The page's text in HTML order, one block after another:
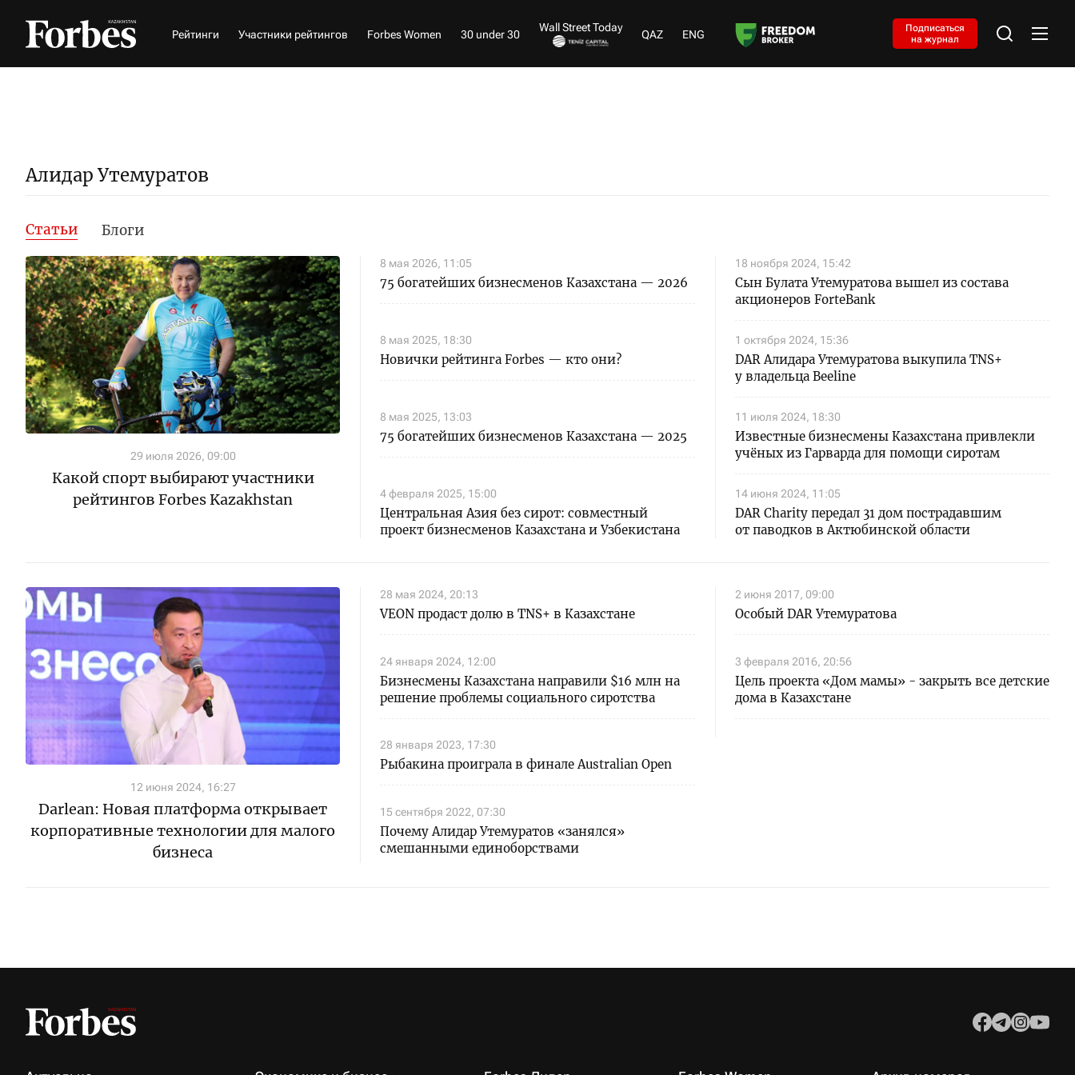
Рейтинги Участники рейтингов Forbes Women 30 under 30
Wall Street Today
QAZ ENG
Подписаться
на журнал
Алидар Утемуратов
Статьи Блоги
29 июля 2026, 09:00
Какой спорт выбирают участники
рейтингов Forbes Kazakhstan
8 мая 2026, 11:05
75 богатейших бизнесменов Казахстана — 2026
8 мая 2025, 18:30
Новички рейтинга Forbes — кто они?
8 мая 2025, 13:03
75 богатейших бизнесменов Казахстана — 2025
4 февраля 2025, 15:00
Центральная Азия без сирот: совместный
проект бизнесменов Казахстана и Узбекистана
18 ноября 2024, 15:42
Сын Булата Утемуратова вышел из состава
акционеров ForteBank
1 октября 2024, 15:36
DAR Алидара Утемуратова выкупила TNS+
у владельца Beeline
11 июля 2024, 18:30
Известные бизнесмены Казахстана привлекли
учёных из Гарварда для помощи сиротам
14 июня 2024, 11:05
DAR Charity передал 31 дом пострадавшим
от паводков в Актюбинской области
12 июня 2024, 16:27
Darlean: Новая платформа открывает
корпоративные технологии для малого
бизнеса
28 мая 2024, 20:13
VEON продаст долю в TNS+ в Казахстане
24 января 2024, 12:00
Бизнесмены Казахстана направили $16 млн на
решение проблемы социального сиротства
28 января 2023, 17:30
Рыбакина проиграла в финале Australian Open
15 сентября 2022, 07:30
Почему Алидар Утемуратов «занялся»
смешанными единоборствами
2 июня 2017, 09:00
Особый DAR Утемуратова
3 февраля 2016, 20:56
Цель проекта «Дом мамы» - закрыть все детские
дома в Казахстане